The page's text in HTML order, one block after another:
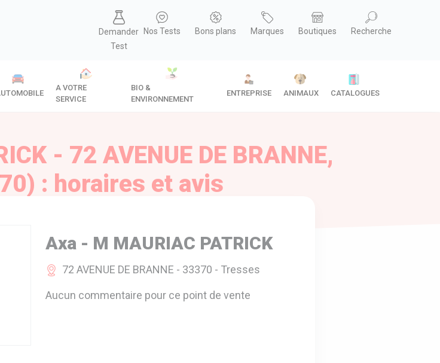
Demander
Test
Nos Tests Bons plans Marques Boutiques Recherche
A VOTRE
SERVICE
BIO &
ENVIRONNEMENT
ENTREPRISE ANIMAUX CATALOGUES
- 72 AVENUE DE BRANNE,
: horaires et avis
Axa - M MAURIAC PATRICK
72 AVENUE DE BRANNE - 33370 - Tresses
Aucun commentaire pour ce point de vente